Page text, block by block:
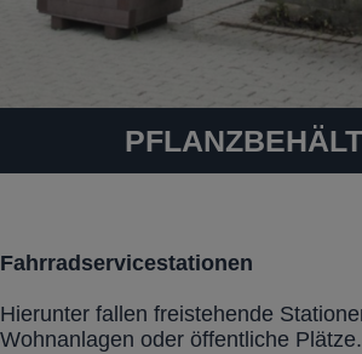
Fahrradservicestationen
Hierunter fallen freistehende
Wohnanlagen oder öffentliche Plätze.